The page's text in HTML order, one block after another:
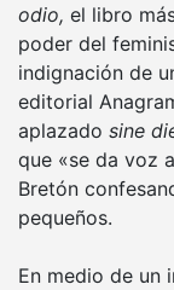
odio, el libro
poder del
indignación de
editorial
aplazado sine
que «se da voz
Bretón
pequeños.
En medio de un